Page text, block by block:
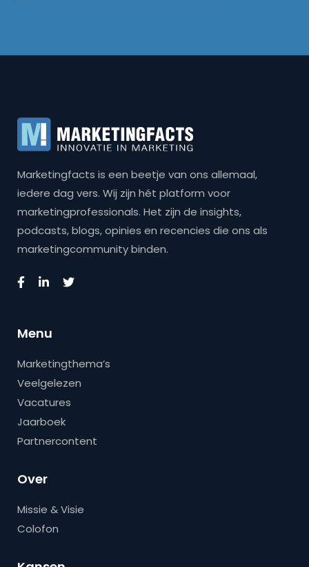
Marketingfacts is een beetje van ons allemaal,
iedere dag vers. Wij zijn hét platform voor
marketingprofessionals. Het zijn de insights,
podcasts, blogs, opinies en recencies die ons als
marketingcommunity binden.
Menu
Marketingthema’s
Veelgelezen
Vacatures
Jaarboek
Partnercontent
Over
Missie & Visie
Colofon